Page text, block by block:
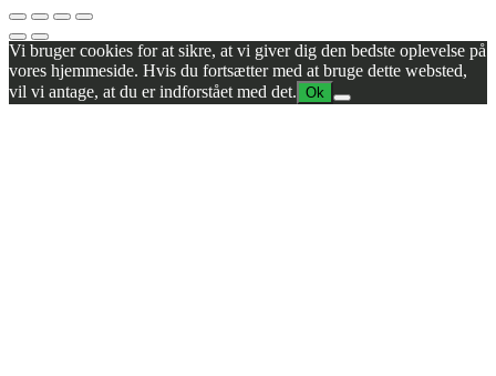
Vi bruger cookies for at sikre, at vi giver dig den bedste oplevelse på
vores hjemmeside. Hvis du fortsætter med at bruge dette websted,
vil vi antage, at du er indforstået med det. Ok